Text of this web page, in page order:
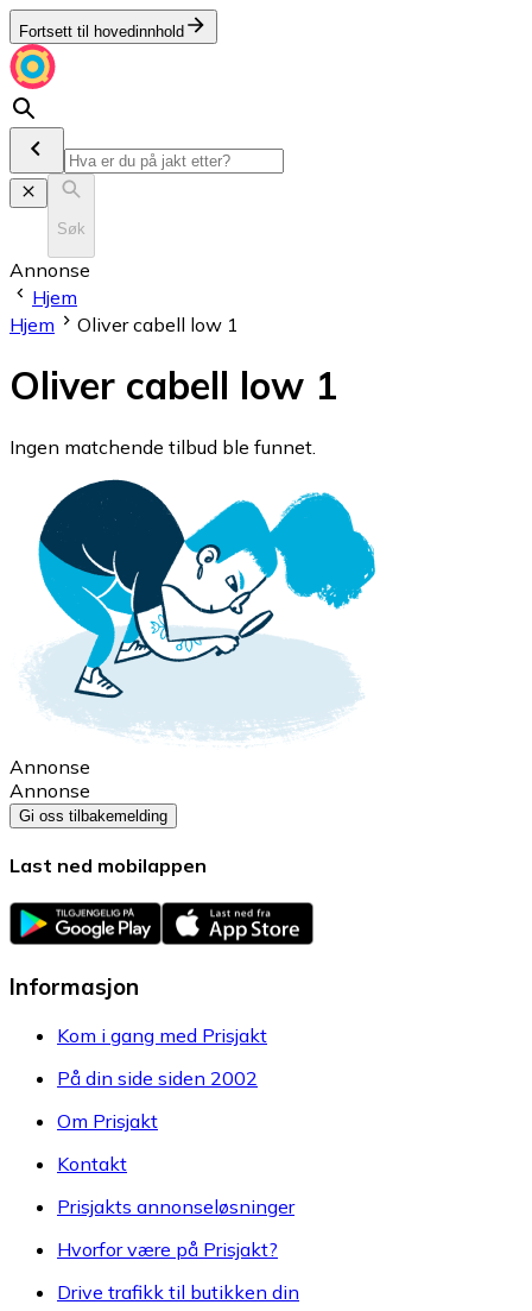
Fortsett til hovedinnhold
Søk
Annonse
Hjem
Hjem
Oliver cabell low 1
Oliver cabell low 1
Ingen matchende tilbud ble funnet.
Annonse
Annonse
Gi oss tilbakemelding
Last ned mobilappen
Informasjon
Kom i gang med Prisjakt
På din side siden 2002
Om Prisjakt
Kontakt
Prisjakts annonseløsninger
Hvorfor være på Prisjakt?
Drive trafikk til butikken din